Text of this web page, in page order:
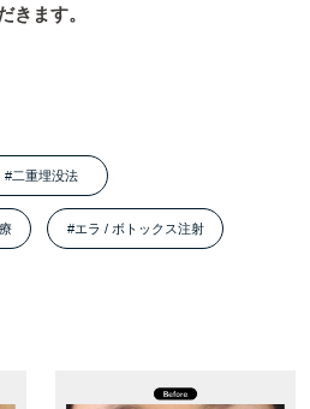
きます。
#二重埋没法
#エラ / ボトックス注射